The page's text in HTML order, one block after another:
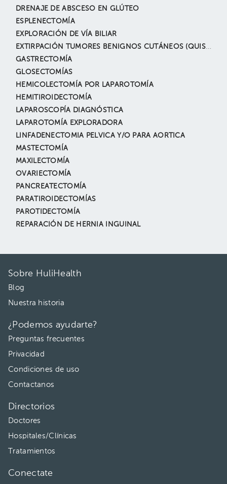
DRENAJE DE ABSCESO EN GLÚTEO
ESPLENECTOMÍA
EXPLORACIÓN DE VÍA BILIAR
EXTIRPACIÓN TUMORES BENIGNOS CUTÁNEOS (QUISTE EPIDÉRMICO, NEVUS, LIPOMAS, ANGIOMAS, ETC.)
GASTRECTOMÍA
GLOSECTOMÍAS
HEMICOLECTOMÍA POR LAPAROTOMÍA
HEMITIROIDECTOMÍA
LAPAROSCOPÍA DIAGNÓSTICA
LAPAROTOMÍA EXPLORADORA
LINFADENECTOMIA PELVICA Y/O PARA AORTICA
MASTECTOMÍA
MAXILECTOMÍA
OVARIECTOMÍA
PANCREATECTOMÍA
PARATIROIDECTOMÍAS
PAROTIDECTOMÍA
REPARACIÓN DE HERNIA INGUINAL
Sobre HuliHealth
Blog
Nuestra historia
¿Podemos ayudarte?
Preguntas frecuentes
Privacidad
Condiciones de uso
Contactanos
Directorios
Doctores
Hospitales/Clínicas
Tratamientos
Conectate